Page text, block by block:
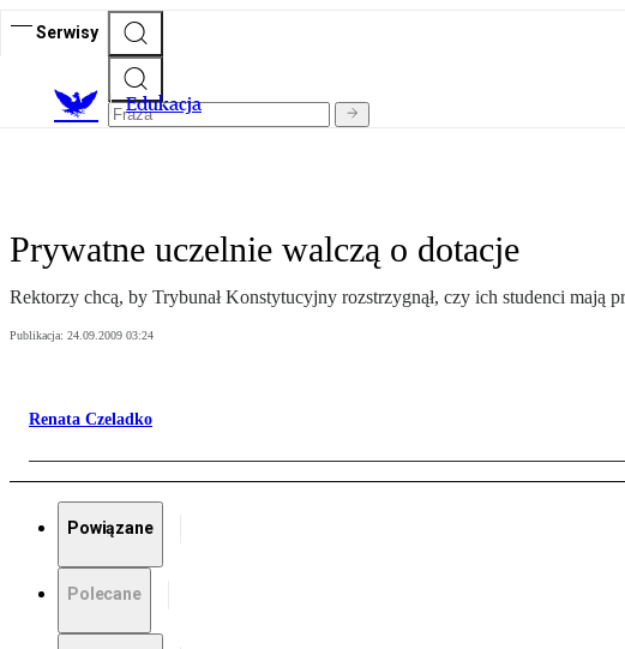
Serwisy
Edukacja
Prywatne uczelnie walczą o dotacje
Rektorzy chcą, by Trybunał Konstytucyjny rozstrzygnął, czy ich studenci
Publikacja: 24.09.2009 03:24
Renata Czeladko
Powiązane
Polecane